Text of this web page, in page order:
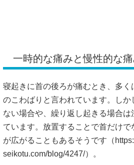
ています。放置することで首だけで
が広がることもあるそうです（
seikotu.com/blog/4247/）。
考えられる病気の例
首の痛みが長引いたり強くなる場合
っている可能性も指摘されています